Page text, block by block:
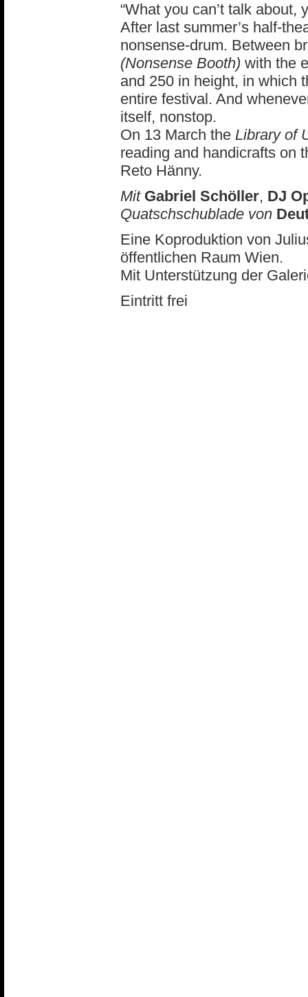
“What you can’t talk about,
After last summer’s half-
nonsense-drum. Between
(Nonsense Booth) with the
and 250 in height, in which
entire festival. And
itself, nonstop.
On 13 March the Library of
reading and handicrafts on
Reto Hänny.
Mit Gabriel Schöller, DJ
Quatschschublade von
Eine Koproduktion von
öffentlichen Raum Wien.
Mit Unterstützung der
Eintritt frei